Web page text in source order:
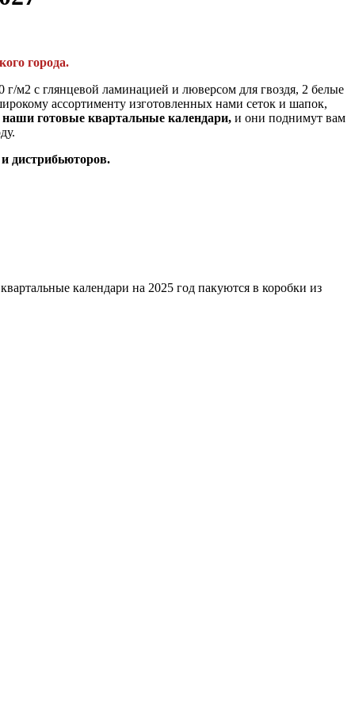
города.
м2 с глянцевой ламинацией и люверсом для гвоздя, 2 белые
ассортименту изготовленных нами сеток и шапок,
готовые квартальные календари,и они поднимут вам
дистрибьюторов.
календари на 2025 год пакуются в коробки из